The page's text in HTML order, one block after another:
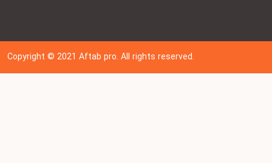
Copyright © 202 1Aftab pro. All rights reserved.